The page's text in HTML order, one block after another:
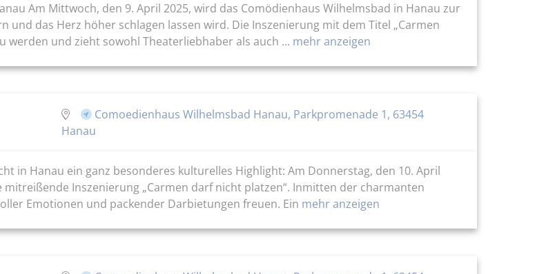
Am Mittwoch, den 9. April 2025, wird das Comödienhaus Wilhelmsbad in Hanau zur
und das Herz höher schlagen lassen wird. Die Inszenierung mit dem Titel „Carmen
und zieht sowohl Theaterliebhaber als auch ... mehr anzeigen
Comoedienhaus Wilhelmsbad Hanau, Parkpromenade 1, 63454
Hanau
in Hanau ein ganz besonderes kulturelles Highlight: Am Donnerstag, den 10. April
Inszenierung „Carmen darf nicht platzen“. Inmitten der charmanten
Emotionen und packender Darbietungen freuen. Ein mehr anzeigen